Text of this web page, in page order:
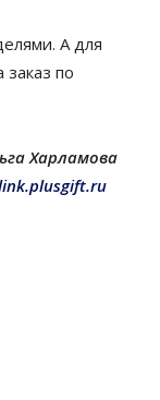
А для
по
Харламова